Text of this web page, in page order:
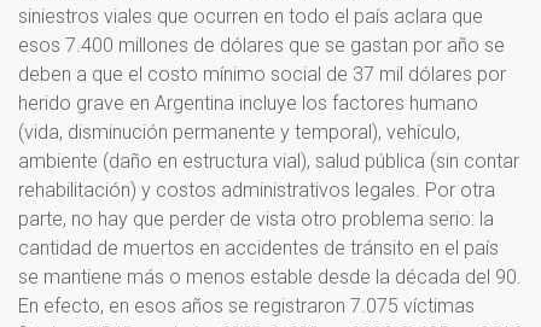
siniestros viales que ocurren en todo el país aclara que
esos 7.400 millones de dólares que se gastan por año se
deben a que el costo mínimo social de 37 mil dólares por
herido grave en Argentina incluye los factores humano
(vida, disminución permanente y temporal), vehículo,
ambiente (daño en estructura vial), salud pública (sin contar
rehabilitación) y costos administrativos legales. Por otra
parte, no hay que perder de vista otro problema serio: la
cantidad de muertos en accidentes de tránsito en el país
se mantiene más o menos estable desde la década del 90.
En efecto, en esos años se registraron 7.075 víctimas